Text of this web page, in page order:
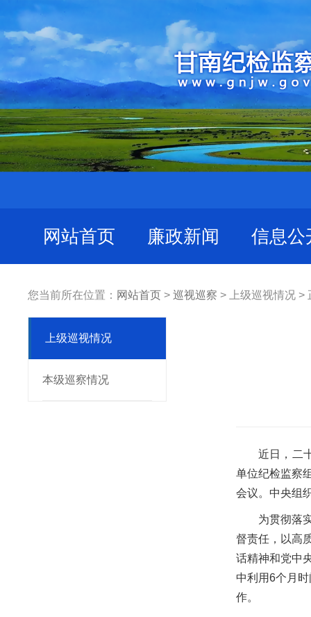
网站首页 廉政新闻 信息公
您当前所在位置： 网站首页 > 巡视巡察 > 上级巡视情况 >
上级巡视情况
本级巡察情况
近日，二
单位纪检监察
会议。中央组
为贯彻落
督责任，以高
话精神和党中
中利用6个月
作。